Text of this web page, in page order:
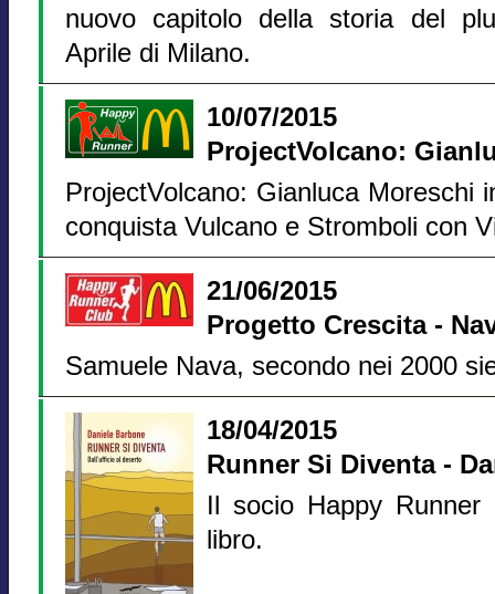
nuovo capitolo della storia del
Aprile di Milano.
10/07/2015
ProjectVolcano:
ProjectVolcano: Gianluca Moreschi
conquista Vulcano e Stromboli con
21/06/2015
Progetto Crescita -
Samuele Nava, secondo nei 2000
18/04/2015
Runner Si Diventa -
Il socio Happy
libro.